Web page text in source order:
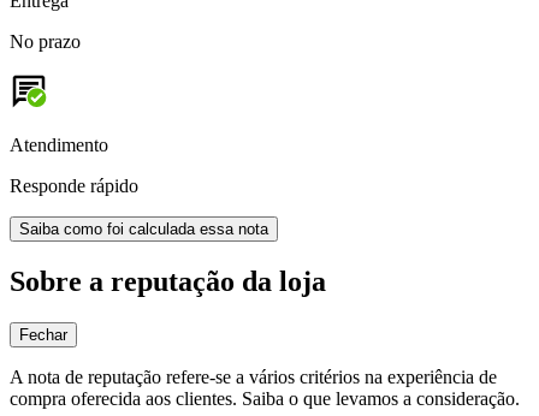
No prazo
Atendimento
Responde rápido
Saiba como foi calculada essa nota
Sobre a reputação da loja
Fechar
A nota de reputação refere-se a vários critérios na experiência de
compra oferecida aos clientes. Saiba o que levamos a consideração.